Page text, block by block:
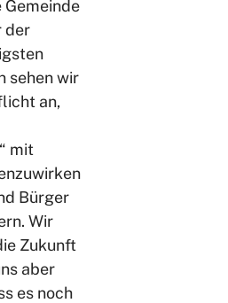
der
sehen wir
an,
mit
Bürger
Wir
Zukunft
aber
es noch